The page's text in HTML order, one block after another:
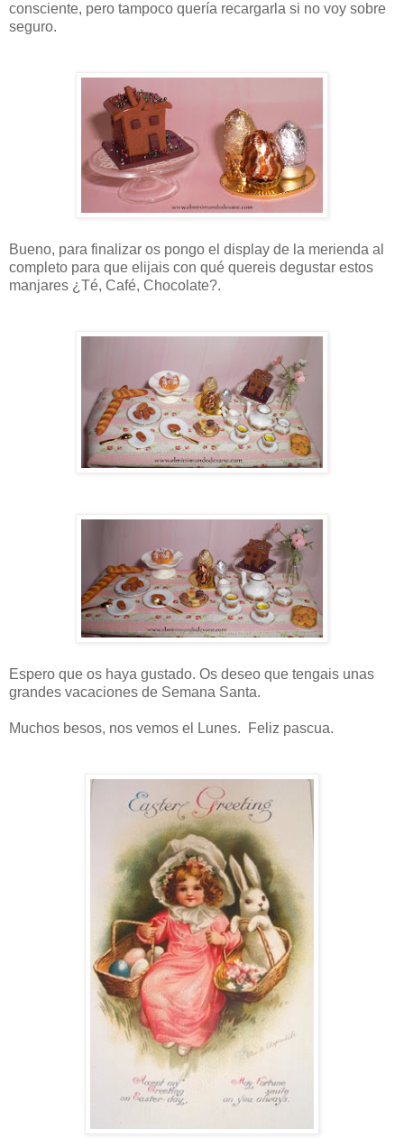
consciente, pero tampoco quería recargarla si no voy sobre
seguro.
Bueno, para finalizar os pongo el display de la merienda al
completo para que elijais con qué quereis degustar estos
manjares ¿Té, Café, Chocolate?.
Espero que os haya gustado. Os deseo que tengais unas
grandes vacaciones de Semana Santa.
Muchos besos, nos vemos el Lunes. Feliz pascua.